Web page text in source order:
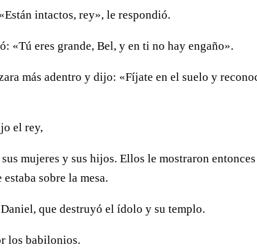
intactos, rey», le respondió.
«Tú eres grande, Bel, y en ti no hay engaño».
más adentro y dijo: «Fíjate en el suelo y
el rey,
mujeres y sus hijos. Ellos le mostraron
sobre la mesa.
que destruyó el ídolo y su templo.
los babilonios.